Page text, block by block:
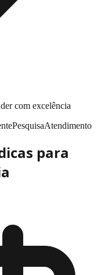
com excelência
PesquisaAtendimento
para